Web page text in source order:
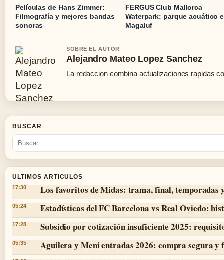
Películas de Hans Zimmer:
Filmografía y mejores bandas
sonoras
FERGUS Club Mallorca
Waterpark: parque acuático
Magaluf
SOBRE EL AUTOR
Alejandro Mateo Lopez Sanchez
La redaccion combina actualizaciones rapidas
BUSCAR
ULTIMOS ARTICULOS
17:30 Los favoritos de Midas: trama, final, temporadas
05:24 Estadísticas del FC Barcelona vs Real Oviedo:
17:28 Subsidio por cotización insuficiente 2025:
05:35 Aguilera y Meni entradas 2026: compra segura y